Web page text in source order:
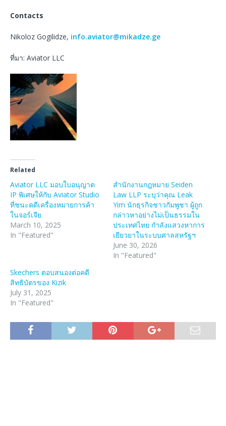
Contacts
Nikoloz Gogilidze, info.aviator@mikadze.ge
ที่มา: Aviator LLC
Related
Aviator LLC มอบใบอนุญาต
IP พิเศษให้กับ Aviator Studio
ที่ชนะคดีเครื่องหมายการค้า
ในจอร์เจีย
March 10, 2025
In "Featured"
สำนักงานกฎหมาย Seiden
Law LLP ระบุว่าคุณ Leak
Yim นักธุรกิจชาวกัมพูชา ผู้ถูก
กล่าวหาอย่างไม่เป็นธรรมใน
ประเทศไทย กำลังแสวงหาการ
เยียวยาในระบบศาลสหรัฐฯ
June 30, 2026
In "Featured"
Skechers ตอบสนองต่อคดี
สิทธิบัตรของ Kizik
July 31, 2025
In "Featured"